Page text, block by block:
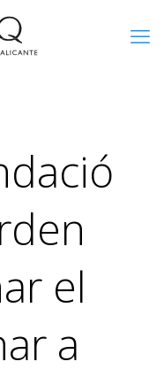
el
a